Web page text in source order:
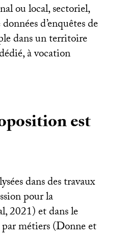
ou local, sectoriel,
d’enquêtes de
dans un territoire
à vocation
est
dans des travaux
pour la
2021) et dans le
métiers (Donne et